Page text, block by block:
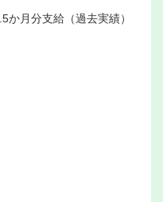
月分支給（過去実績）